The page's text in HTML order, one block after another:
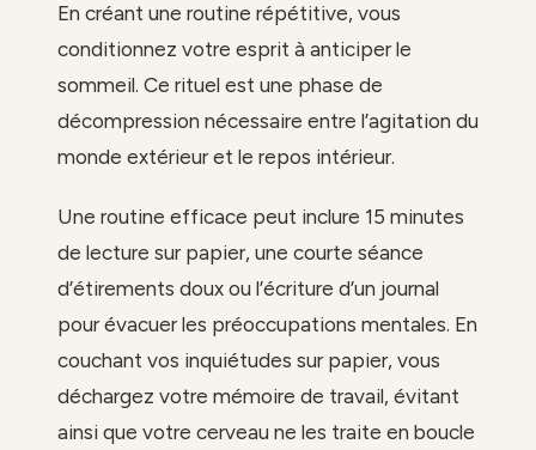
En créant une routine répétitive, vous
conditionnez votre esprit à anticiper le
sommeil. Ce rituel est une phase de
décompression nécessaire entre l’agitation du
monde extérieur et le repos intérieur.
Une routine efficace peut inclure 15 minutes
de lecture sur papier, une courte séance
d’étirements doux ou l’écriture d’un journal
pour évacuer les préoccupations mentales. En
couchant vos inquiétudes sur papier, vous
déchargez votre mémoire de travail, évitant
ainsi que votre cerveau ne les traite en boucle